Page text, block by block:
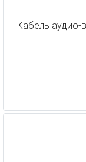
Кабель аудио-